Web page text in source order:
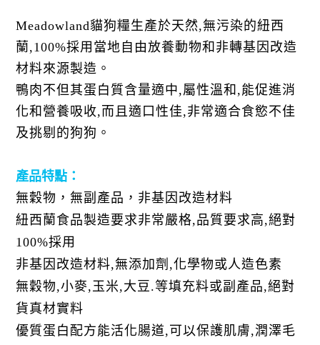
Meadowland貓狗糧生產於天然,無污染的紐西
蘭,100%採用當地自由放養動物和非轉基因改造
材料來源製造。
鴨肉不但其蛋白質含量適中,屬性溫和 ,能促進消
化和營養吸收,而且適口性佳,非常適合食慾不佳
及挑剔的狗狗。
產品特點：
無穀物，無副產品，非基因改造材料
紐西蘭食品製造要求非常嚴格,品質要求高,絕對
100%採用
非基因改造材料,無添加劑 ,化學物或人造色素
無穀物,小麥,玉米,大豆.等填充料或副產品,絕對
貨真材實料
優質蛋白配方能活化腸道, 可以保護肌膚,潤澤毛